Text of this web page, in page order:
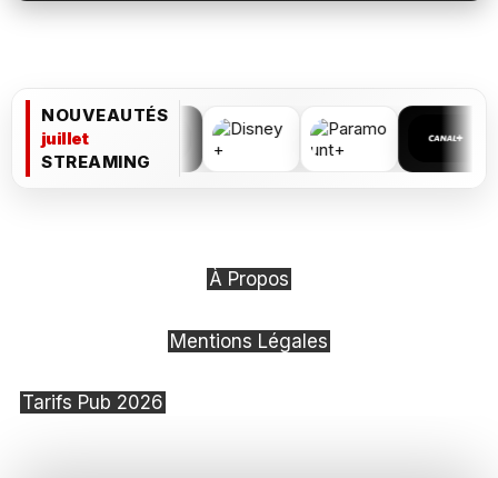
NOUVEAUTÉS
juillet
STREAMING
À Propos
Mentions Légales
Tarifs Pub 2026